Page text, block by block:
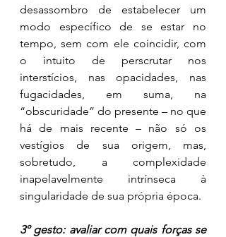
desassombro de estabelecer um
modo específico de se estar no
tempo, sem com ele coincidir, com
o intuito de perscrutar nos
interstícios, nas opacidades, nas
fugacidades, em suma, na
“obscuridade” do presente – no que
há de mais recente – não só os
vestígios de sua origem, mas,
sobretudo, a complexidade
inapelavelmente intrínseca à
singularidade de sua própria época.
3º gesto: avaliar com quais forças se